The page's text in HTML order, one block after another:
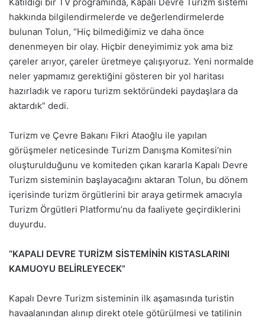
hakkında bilgilendirmelerde ve değerlendirmelerde
bulunan Tolun, “Hiç bilmediğimiz ve daha önce
denenmeyen bir olay. Hiçbir deneyimimiz yok ama biz
çareler arıyor, çareler üretmeye çalışıyoruz. Yeni normalde
neler yapmamız gerektiğini gösteren bir yol haritası
hazırladık ve raporu turizm sektöründeki paydaşlara da
aktardık” dedi.
Turizm ve Çevre Bakanı Fikri Ataoğlu ile yapılan
görüşmeler neticesinde Turizm Danışma Komitesi’nin
oluşturulduğunu ve komiteden çıkan kararla Kapalı Devre
Turizm sisteminin başlayacağını aktaran Tolun, bu dönem
içerisinde turizm örgütlerini bir araya getirmek amacıyla
Turizm Örgütleri Platformu’nu da faaliyete geçirdiklerini
duyurdu.
“KAPALI DEVRE TURİZM SİSTEMİNİN KISTASLARINI
KAMUOYU BELİRLEYECEK”
Kapalı Devre Turizm sisteminin ilk aşamasında turistin
havaalanından alınıp direkt otele götürülmesi ve tatilinin